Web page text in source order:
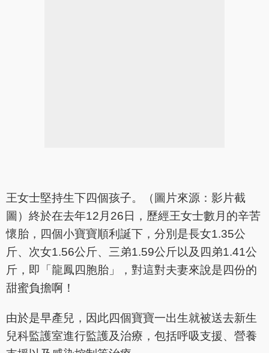
王女士堅持生下四個孩子。（圖片來源：影片截
圖）終於在去年12月26日，歷經王女士數月的辛苦
懷胎，四個小寶寶順利誕下，分別是長女1.35公
斤、次女1.56公斤、三弟1.59公斤以及四弟1.41公
斤，即「龍鳳四胞胎」，對這對夫妻來說是四份的
甜蜜負擔啊！
由於是早產兒，因此四個寶寶一出生就被送去新生
兒科監護室進行監護及治療，包括呼吸支援、營養